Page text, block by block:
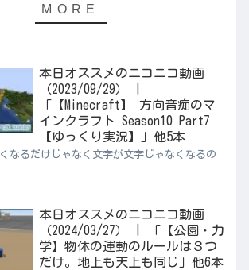
本日オススメのニコニコ動画
（2023/09/29） |
「【Minecraft】 方向音痴のマ
インクラフト Season10 Part7
【ゆっくり実況】」他5本
なるだけじゃなく文字が文字じゃなくなるの
本日オススメのニコニコ動画
（2024/03/27） | 「【公園・力
学】物体の運動のルールは３つ
だけ。地上も天上も同じ」他6本